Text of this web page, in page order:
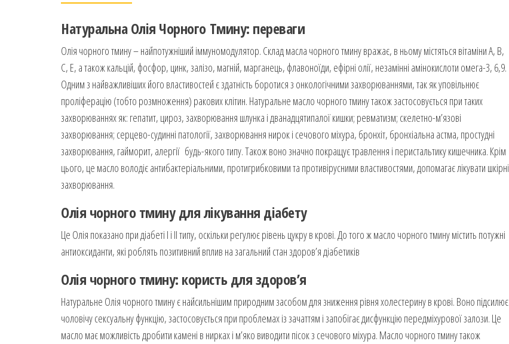
НатуральнаОлія Чорного Тмину: переваги
Олія чорного тмину – найпотужніший іммуномодулятор. Склад масла чорного тмину вражає, в ньому містяться вітаміни А, В,
С, Е, а також кальцій, фосфор, цинк, залізо, магній, марганець, флавоноїди, ефірні олії, незамінні амінокислоти омега-3, 6,9.
Одним з найважливіших його властивостей є здатність боротися з онкологічними захворюваннями, так як уповільнює
проліферацію (тобто розмноження) ракових клітин. Натуральне масло чорного тмину також застосовується при таких
захворюваннях як: гепатит, цироз, захворювання шлунка і дванадцятипалої кишки; ревматизм; скелетно-м’язові
захворювання; серцево-судинні патології, захворювання нирок і сечового міхура, бронхіт, бронхіальна астма, простудні
захворювання, гайморит, алергії будь-якого типу. Також воно значно покращує травлення і перистальтику кишечника. Крім
цього, це масло володіє антибактеріальними, протигрибковими та противірусними властивостями, допомагає лікувати шкірні
захворювання.
Олія чорного тмину для лікування діабету
Це Олія показано при діабеті I і II типу, оскільки регулює рівень цукру в крові. До того ж масло чорного тмину містить потужні
антиоксиданти, які роблять позитивний вплив на загальний стан здоров’я діабетиків
Олія чорного тмину: користь для здоров’я
Натуральне Олія чорного тмину є найсильнішим природним засобом для зниження рівня холестерину в крові. Воно підсилює
чоловічу сексуальну функцію, застосовується при проблемах із зачаттям і запобігає дисфункцію передміхурової залози. Це
масло має можливість дробити камені в нирках і м’яко виводити пісок з сечового міхура. Масло чорного тмину також